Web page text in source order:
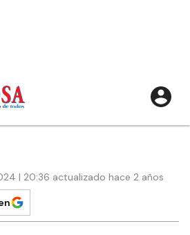
| 20:36 actualizado hace 2 años